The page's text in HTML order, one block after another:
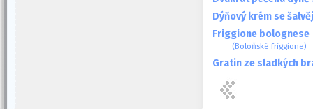
Dýňový krém se
Friggione bolognese
(Boloňské friggione)
Gratin ze sladkých